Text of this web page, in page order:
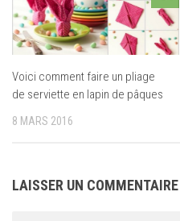
Voici comment faire un pliage
de serviette en lapin de pâques
8 MARS 2016
LAISSER UN COMMENTAIRE